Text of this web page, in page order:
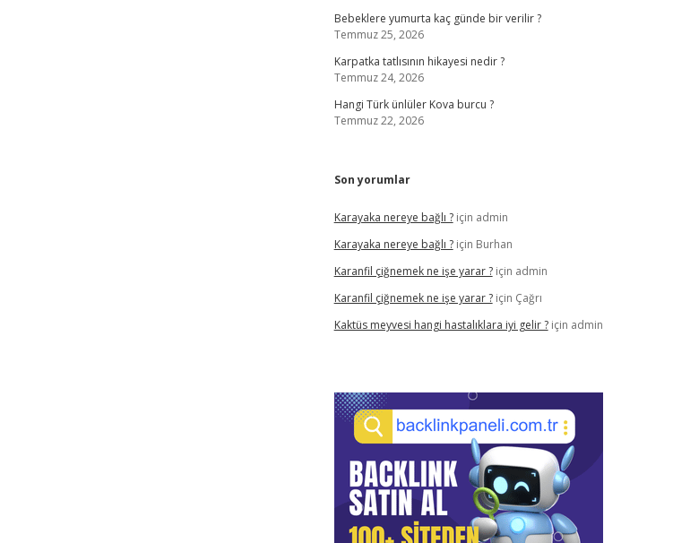
Bebeklere yumurta kaç günde bir verilir ?
Temmuz 25, 2026
Karpatka tatlısının hikayesi nedir ?
Temmuz 24, 2026
Hangi Türk ünlüler Kova burcu ?
Temmuz 22, 2026
Son yorumlar
Karayaka nereye bağlı ?için admin
Karayaka nereye bağlı ?için Burhan
Karanfil çiğnemek ne işe yarar ?için admin
Karanfil çiğnemek ne işe yarar ?için Çağrı
Kaktüs meyvesi hangi hastalıklara iyi gelir ?için admin